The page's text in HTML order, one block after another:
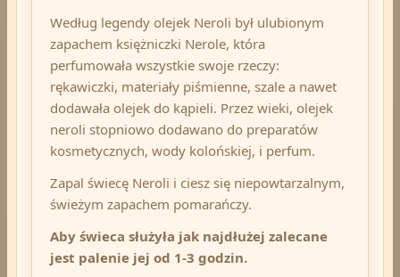
Według legendy olejek Neroli był ulubionym
zapachem księżniczki Nerole, która
perfumowała wszystkie swoje rzeczy:
rękawiczki, materiały piśmienne, szale a nawet
dodawała olejek do kąpieli. Przez wieki, olejek
neroli stopniowo dodawano do preparatów
kosmetycznych, wody kolońskiej, i perfum.
Zapal świecę Neroli i ciesz się niepowtarzalnym,
świeżym zapachem pomarańczy.
Aby świeca służyła jak najdłużej zalecane
jest palenie jej od 1-3 godzin.